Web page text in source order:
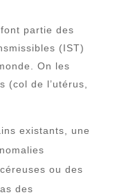
partie des
(IST)
On les
(col de l’utérus,
existants, une
ou des
des